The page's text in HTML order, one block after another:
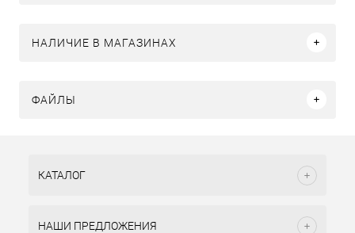
НАЛИЧИЕ В МАГАЗИНАХ
ФАЙЛЫ
КАТАЛОГ
НАШИ ПРЕДЛОЖЕНИЯ